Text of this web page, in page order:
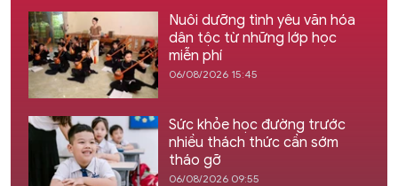
Nuôi dưỡng tình yêu văn hóa
dân tộc từ những lớp học
miễn phí
06/08/2026 15:45
Sức khỏe học đường trước
nhiều thách thức cần sớm
tháo gỡ
06/08/2026 09:55